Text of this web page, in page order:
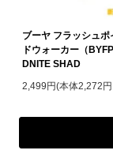
ブーヤ フラッシュ
ドウォーカー（
DNITE SHAD
2,499円(本体2,272